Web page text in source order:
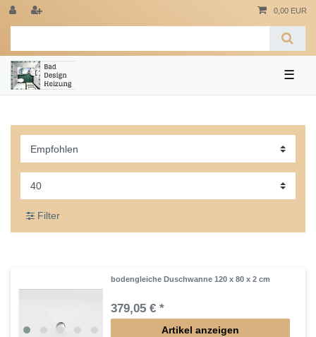
0,00 EUR
☰
Filter
bodengleiche Duschwanne 120 x 80 x 2 cm
379,05 € *
Artikel anzeigen